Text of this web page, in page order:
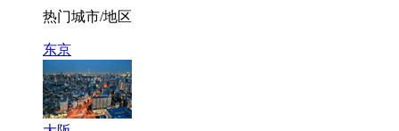
热门城市/地区
东京